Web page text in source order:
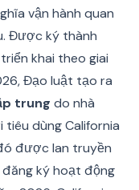
vận hành quan
Được ký thành
khai theo giai
Đạo luật tạo ra
trung do nhà
dùng California
được lan truyền
đăng ký hoạt động